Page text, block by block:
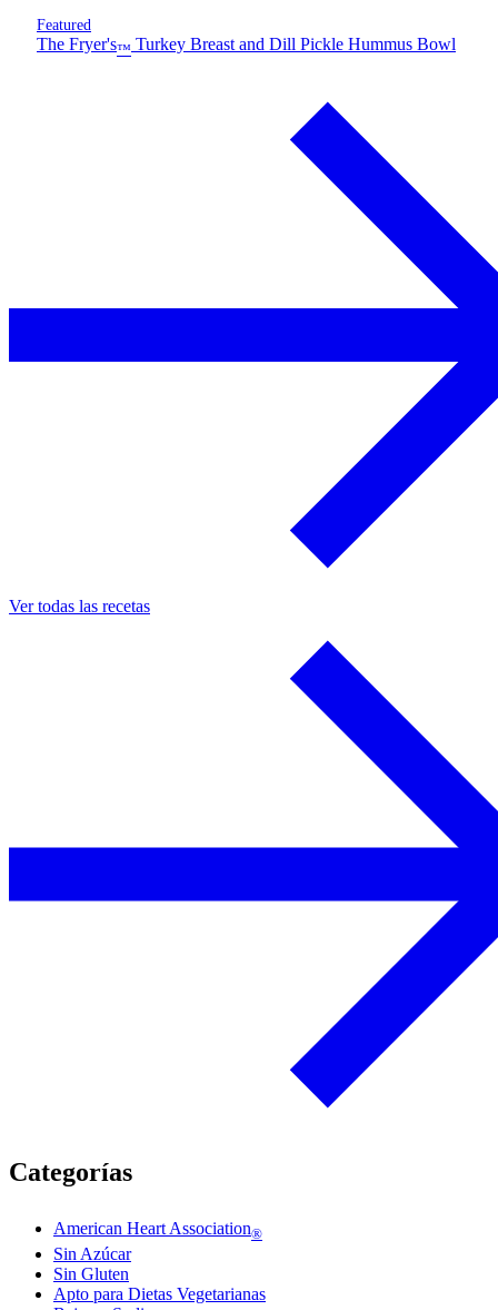
Featured
The Fryer's™ Turkey Breast and Dill Pickle Hummus Bowl
Ver todas las recetas
Categorías
American Heart Association®
Sin Azúcar
Sin Gluten
Apto para Dietas Vegetarianas